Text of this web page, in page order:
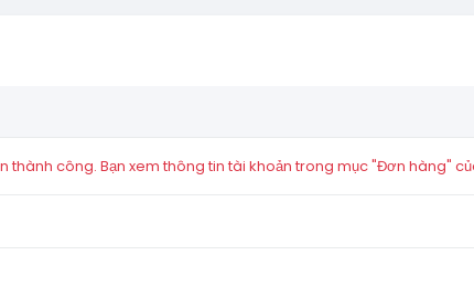
công. Bạn xem thông tin tài khoản trong mục "Đơn hàng"